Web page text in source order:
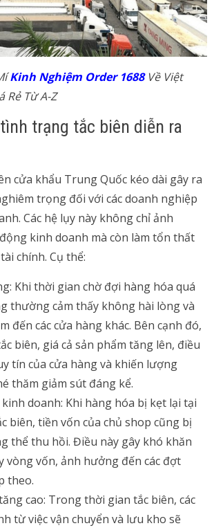
Kinh Nghiệm Order 1688Về Việt
Rẻ Từ A-Z
trạng tắc biên diễn ra
cửa khẩu Trung Quốc kéo dài gây ra
trọng đối với các doanh nghiệp
Các hệ lụy này không chỉ ảnh
kinh doanh mà còn làm tổn thất
chính. Cụ thể:
Khi thời gian chờ đợi hàng hóa quá
thường cảm thấy không hài lòng và
đến các cửa hàng khác. Bên cạnh đó,
biên, giá cả sản phẩm tăng lên, điều
tín của cửa hàng và khiến lượng
thăm giảm sút đáng kể.
doanh: Khi hàng hóa bị kẹt lại tại
biên, tiền vốn của chủ shop cũng bị
thể thu hồi. Điều này gây khó khăn
vòng vốn, ảnh hưởng đến các đợt
theo.
cao: Trong thời gian tắc biên, các
từ việc vận chuyển và lưu kho sẽ